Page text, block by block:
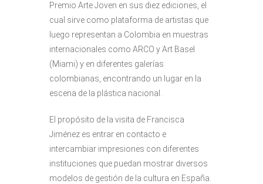
Premio Arte Joven en sus diez ediciones, el
cual sirve como plataforma de artistas que
luego representan a Colombia en muestras
internacionales como ARCO y Art Basel
(Miami) y en diferentes galerías
colombianas, encontrando un lugar en la
escena de la plástica nacional.
El propósito de la visita de Francisca
Jiménez es entrar en contacto e
intercambiar impresiones con diferentes
instituciones que puedan mostrar diversos
modelos de gestión de la cultura en España.